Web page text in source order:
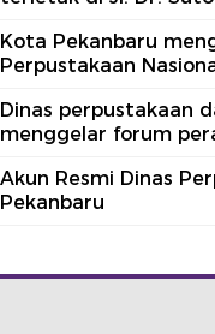
Kota Pekanbaru
Perpustakaan
Dinas perpustakaan
menggelar forum
Akun Resmi Dinas
Pekanbaru